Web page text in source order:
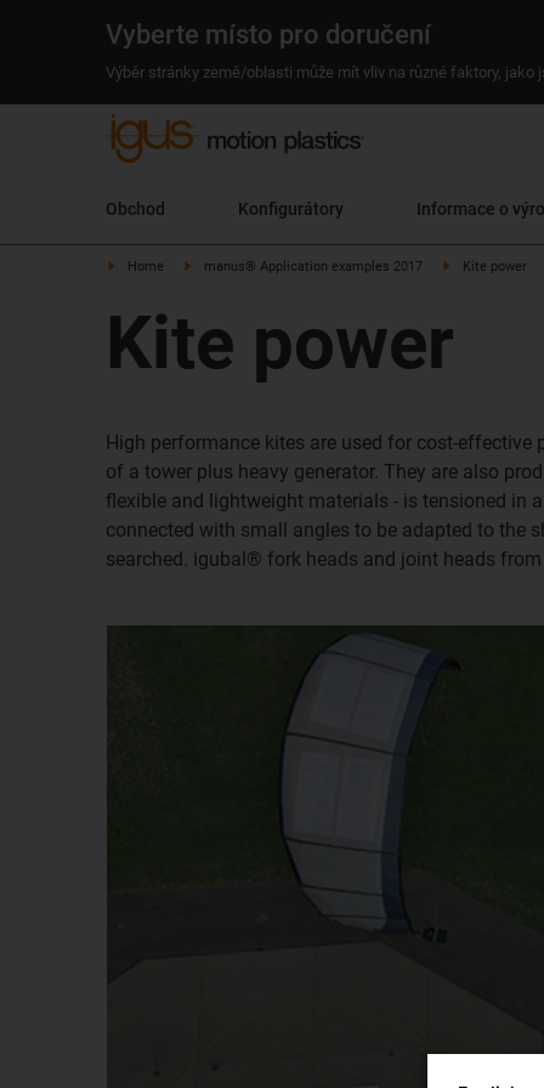
Vyberte místo pro doručení
Výběr stránky země/oblasti může mít vliv na různé faktory,
Obchod Konfigurátory Informace o
Home manus® Application examples 2017 Kite power
Kite power
High performance kites are used for cost-
of a tower plus heavy generator. They are also
flexible and lightweight materials - is tensioned in
connected with small angles to be adapted to the
searched. igubal® fork heads and joint heads